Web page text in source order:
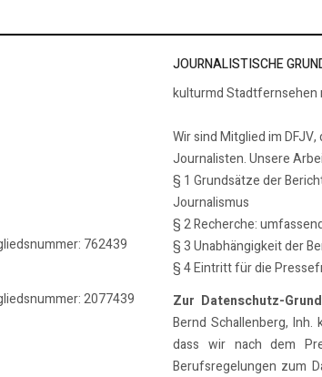
762439
2077439
JOURNALISTISCHE
kulturmd Stadtfernsehen
Wir sind Mitglied im
Journalisten. Unsere
§ 1 Grundsätze der
Journalismus
§ 2 Recherche:
§ 3 Unabhängigkeit der
§ 4 Eintritt für die
Zur Datenschutz-
Bernd Schallenberg,
dass wir nach dem
Berufsregelungen zum